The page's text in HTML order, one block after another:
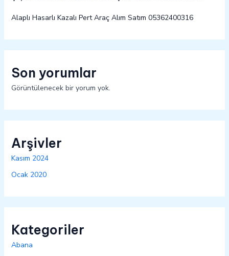
Alaplı Hasarlı Kazalı Pert Araç Alım Satım 05362400316
Son yorumlar
Görüntülenecek bir yorum yok.
Arşivler
Kasım 2024
Ocak 2020
Kategoriler
Abana